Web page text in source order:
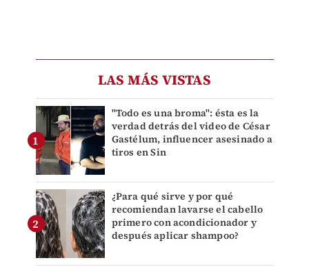
LAS MÁS VISTAS
"Todo es una broma": ésta es la
verdad detrás del video de César
Gastélum, influencer asesinado a
tiros en Sin
¿Para qué sirve y por qué
recomiendan lavarse el cabello
primero con acondicionador y
después aplicar shampoo?